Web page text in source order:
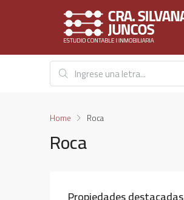
Home Roca
Roca